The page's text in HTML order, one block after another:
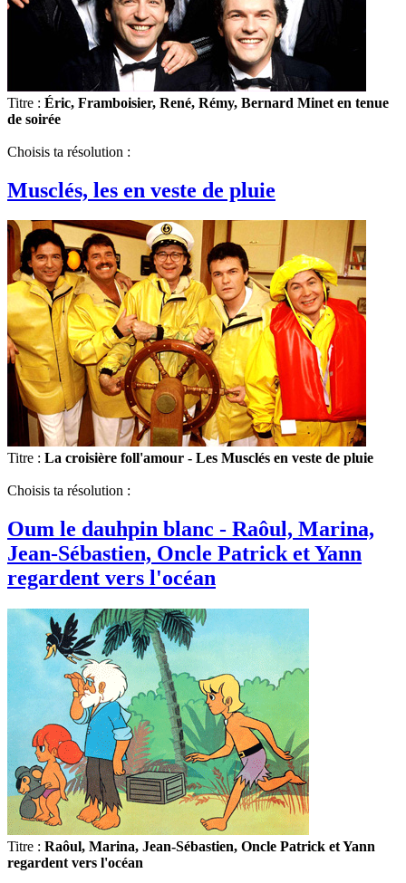
Titre : Éric, Framboisier, René, Rémy, Bernard Minet en tenue
de soirée
Choisis ta résolution :
Musclés, les en veste de pluie
Titre : La croisière foll'amour - Les Musclés en veste de pluie
Choisis ta résolution :
Oum le dauhpin blanc - Raôul, Marina,
Jean-Sébastien, Oncle Patrick et Yann
regardent vers l'océan
Titre : Raôul, Marina, Jean-Sébastien, Oncle Patrick et Yann
regardent vers l'océan